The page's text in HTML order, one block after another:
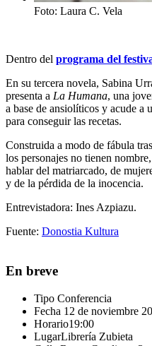
Foto: Laura C. Vela
Dentro del programa del
En su tercera novela, Sabina
presenta a La Humana, una
a base de ansiolíticos y acude a
para conseguir las recetas.
Construida a modo de fábula
los personajes no tienen
hablar del matriarcado, de
y de la pérdida de la inocencia.
Entrevistadora: Ines Azpiazu.
Fuente: Donostia Kultura
En breve
Tipo Conferencia
Fecha 12 de noviembre
Horario19:00
LugarLibrería Zubieta